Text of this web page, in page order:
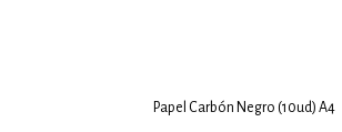
Papel Carbón Negro (10ud) A4